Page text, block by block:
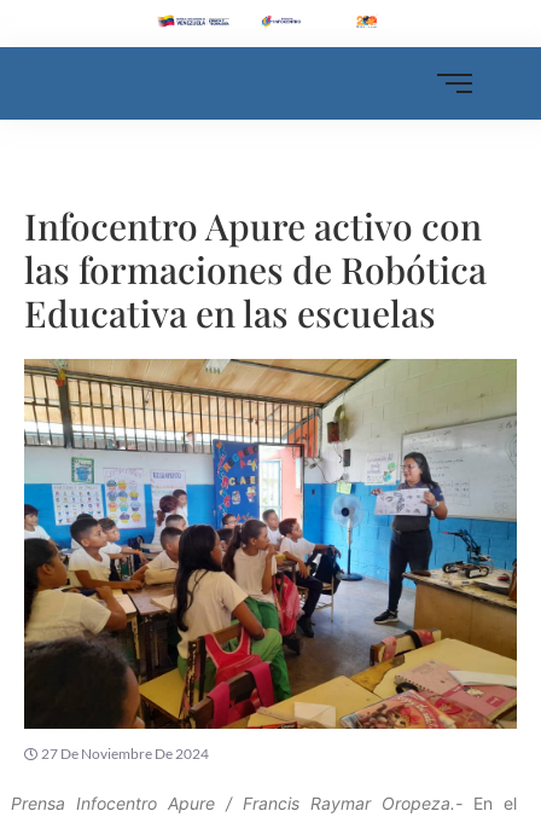
Infocentro Apure activo con
las formaciones de Robótica
Educativa en las escuelas
27 De Noviembre De 2024
Prensa Infocentro Apure / Francis Raymar Oropeza.- En el